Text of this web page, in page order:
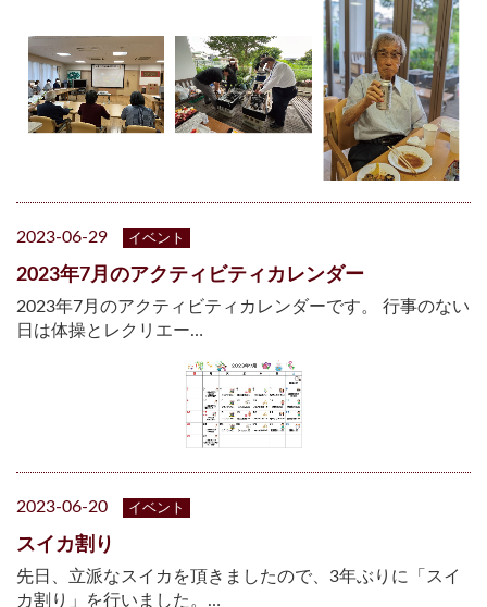
2023-06-29 イベント
2023年7月のアクティビティカレンダー
2023年7月のアクティビティカレンダーです。 行事のない
日は体操とレクリエー…
2023-06-20 イベント
スイカ割り
先日、立派なスイカを頂きましたので、3年ぶりに「スイ
カ割り」を行いました。…